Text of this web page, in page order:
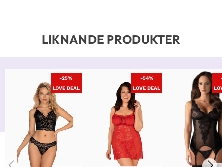
LIKNANDE PRODUKTER
-25%
LOVE DEAL
-54%
LOVE DEAL